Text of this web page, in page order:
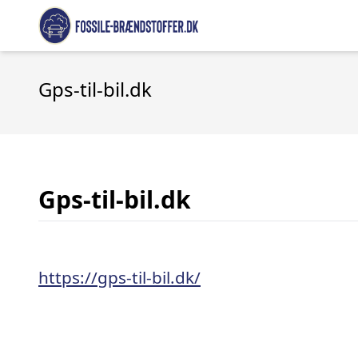
Gps-til-bil.dk
Gps-til-bil.dk
https://gps-til-bil.dk/